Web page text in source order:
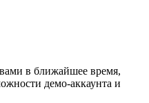
в ближайшее время,
демо-аккаунта и